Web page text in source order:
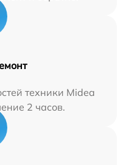
техники Midea
2 часов.